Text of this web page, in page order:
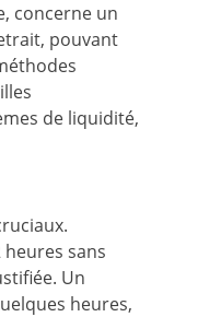
concerne un
pouvant
de liquidité,
sans
Un
heures,